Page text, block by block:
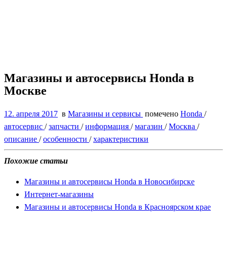
Магазины и автосервисы Honda в
Москве
12. апреля 2017 в Магазины и сервисы помечено Honda /
автосервис /запчасти /информация /магазин /Москва /
описание /особенности /характеристики
Похожие статьи
Магазины и автосервисы Honda в Новосибирске
Интернет-магазины
Магазины и автосервисы Honda в Красноярском крае